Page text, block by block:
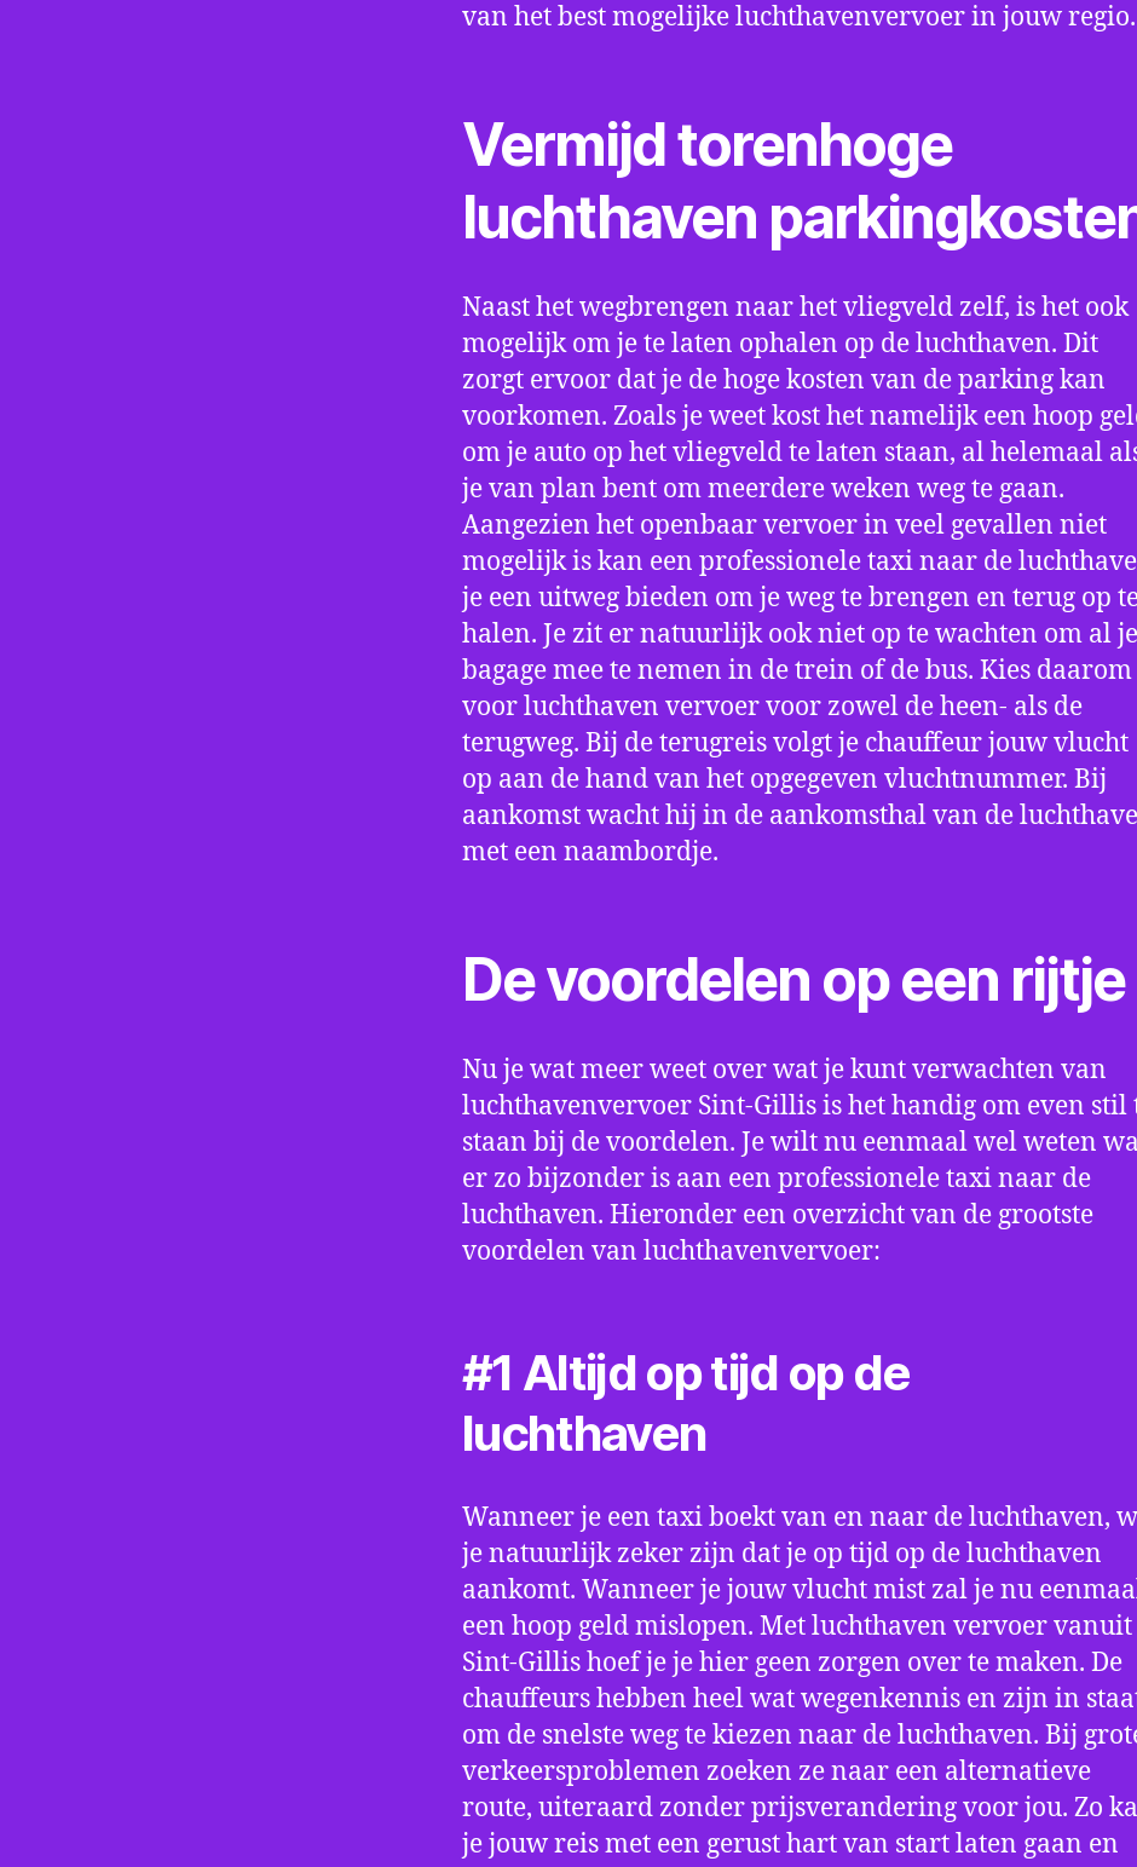
van het best mogelijke luchthavenvervoer in jouw regio.
Vermijd torenhoge
luchthaven
Naast het wegbrengen naar het vliegveld zelf, is het ook
mogelijk om je te laten ophalen op de luchthaven. Dit
zorgt ervoor dat je de hoge kosten van de parking kan
voorkomen. Zoals je weet kost het namelijk een hoop
om je auto op het vliegveld te laten staan, al helemaal
je van plan bent om meerdere weken weg te gaan.
Aangezien het openbaar vervoer in veel gevallen niet
mogelijk is kan een professionele taxi naar de
je een uitweg bieden om je weg te brengen en terug op
halen. Je zit er natuurlijk ook niet op te wachten om al je
bagage mee te nemen in de trein of de bus. Kies daarom
voor luchthaven vervoer voor zowel de heen- als de
terugweg. Bij de terugreis volgt je chauffeur jouw vlucht
op aan de hand van het opgegeven vluchtnummer. Bij
aankomst wacht hij in de aankomsthal van de
met een naambordje.
De voordelen op een rijtje
Nu je wat meer weet over wat je kunt verwachten van
luchthavenvervoer Sint-Gillis is het handig om even stil
staan bij de voordelen. Je wilt nu eenmaal wel weten
er zo bijzonder is aan een professionele taxi naar de
luchthaven. Hieronder een overzicht van de grootste
voordelen van luchthavenvervoer:
#1 Altijd op tijd op de
luchthaven
Wanneer je een taxi boekt van en naar de luchthaven,
je natuurlijk zeker zijn dat je op tijd op de luchthaven
aankomt. Wanneer je jouw vlucht mist zal je nu
een hoop geld mislopen. Met luchthaven vervoer vanuit
Sint-Gillis hoef je je hier geen zorgen over te maken. De
chauffeurs hebben heel wat wegenkennis en zijn in
om de snelste weg te kiezen naar de luchthaven. Bij
verkeersproblemen zoeken ze naar een alternatieve
route, uiteraard zonder prijsverandering voor jou. Zo
je jouw reis met een gerust hart van start laten gaan en